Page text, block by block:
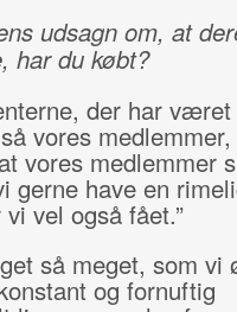
udsagn om, at
har du købt?
der har
vores
vores medlemmer
gerne have en
vel også fået.”
så meget, som vi
og fornuftig